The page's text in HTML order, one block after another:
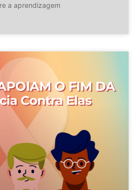
a aprendizagem